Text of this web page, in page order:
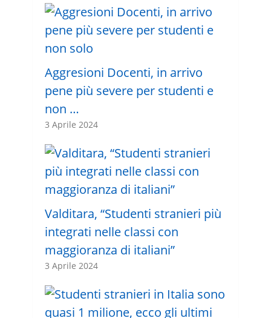
Aggresioni Docenti, in arrivo
pene più severe per studenti e
non …
3 Aprile 2024
Valditara, “Studenti stranieri più
integrati nelle classi con
maggioranza di italiani”
3 Aprile 2024